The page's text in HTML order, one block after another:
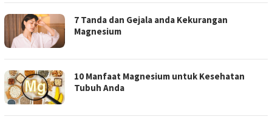
7 Tanda dan Gejala anda Kekurangan
Magnesium
10 Manfaat Magnesium untuk Kesehatan
Tubuh Anda